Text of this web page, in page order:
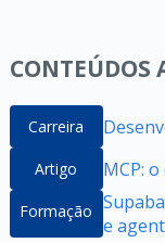
CONTEÚDOS
Carreira
Artigo MCP:
Formação
e